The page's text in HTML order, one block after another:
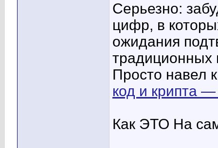
Серьезно:
цифр, в
ожидания
традиционных
Просто навел
код и крипта
Как ЭТО На